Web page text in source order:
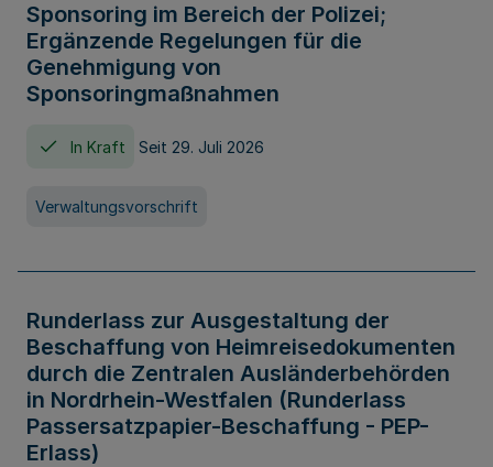
Sponsoring im Bereich der Polizei;
Ergänzende Regelungen für die
Genehmigung von
Sponsoringmaßnahmen
In Kraft Seit 29. Juli 2026
Verwaltungsvorschrift
Runderlass zur Ausgestaltung der
Beschaffung von Heimreisedokumenten
durch die Zentralen Ausländerbehörden
in Nordrhein-Westfalen (Runderlass
Passersatzpapier-Beschaffung - PEP-
Erlass)